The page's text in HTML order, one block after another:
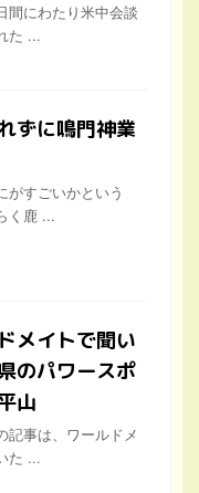
間にわたり米中会談
た ...
ずに鳴門神業
がすごいかという
く鹿 ...
メイトで聞い
のパワースポ
山
記事は、ワールドメ
た ...